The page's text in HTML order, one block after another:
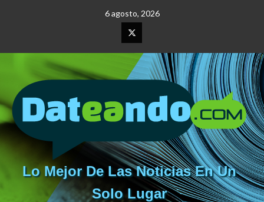
6 agosto, 2026
Elemento
del
menú
Lo Mejor De Las Noticias En Un
Solo Lugar